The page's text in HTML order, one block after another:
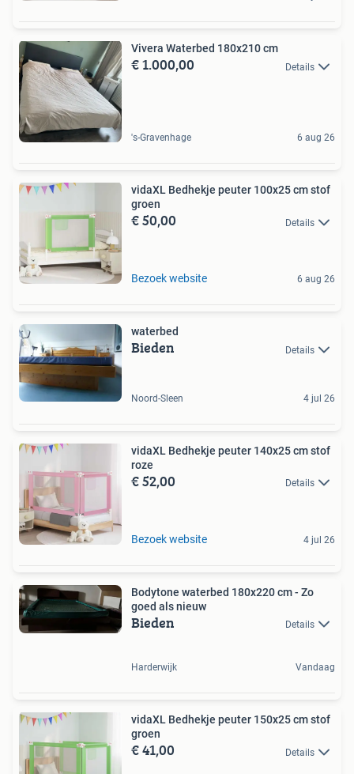
Vivera Waterbed 180x210 cm
€ 1.000,00 Details
's-Gravenhage 6 aug 26
vidaXL Bedhekje peuter 100x25 cm stof
groen
€ 50,00 Details
Bezoek website 6 aug 26
waterbed
Bieden Details
Noord-Sleen 4 jul 26
vidaXL Bedhekje peuter 140x25 cm stof
roze
€ 52,00 Details
Bezoek website 4 jul 26
Bodytone waterbed 180x220 cm - Zo
goed als nieuw
Bieden Details
Harderwijk Vandaag
vidaXL Bedhekje peuter 150x25 cm stof
groen
€ 41,00 Details